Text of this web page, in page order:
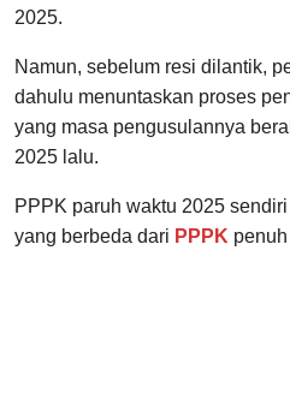
2025.
Namun, sebelum resi dilantik,
dahulu menuntaskan proses
yang masa pengusulannya
2025 lalu.
PPPK paruh waktu 2025
yang berbeda dari PPPK